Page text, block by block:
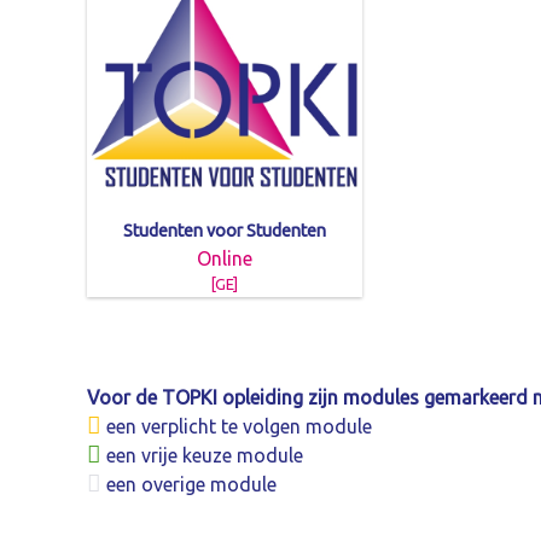
Studenten voor Studenten
Online
[GE]
Voor de TOPKI opleiding zijn modules gemarkeerd
een verplicht te volgen module
een vrije keuze module
een overige module